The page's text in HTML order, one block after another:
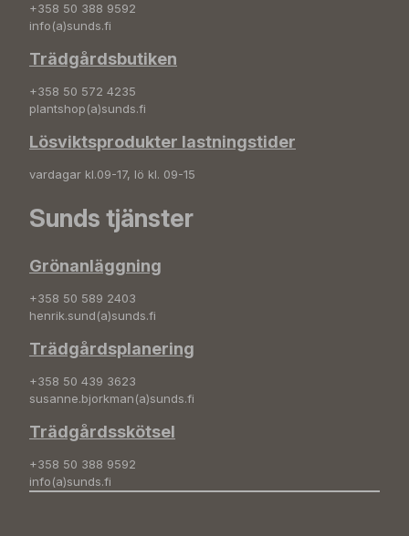
+358 50 388 9592
info(a)sunds.fi
Trädgårdsbutiken
+358 50 572 4235
plantshop(a)sunds.fi
Lösviktsprodukter lastningstider
vardagar kl.09-17, lö kl. 09-15
Sunds tjänster
Grönanläggning
+358 50 589 2403
henrik.sund(a)sunds.fi
Trädgårdsplanering
+358 50 439 3623
susanne.bjorkman(a)sunds.fi
Trädgårdsskötsel
+358 50 388 9592
info(a)sunds.fi